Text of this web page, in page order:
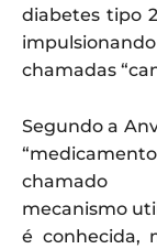
diabetes tipo
chamadas
Segundo a
chamado
mecanismo
é conhecida,